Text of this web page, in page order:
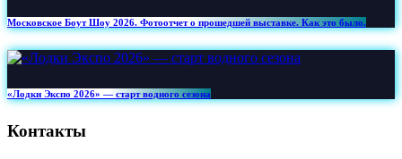
Московское Боут Шоу 2026. Фотоотчет о прошедшей выставке. Как это было.
«Лодки Экспо 2026» — старт водного сезона
Контакты